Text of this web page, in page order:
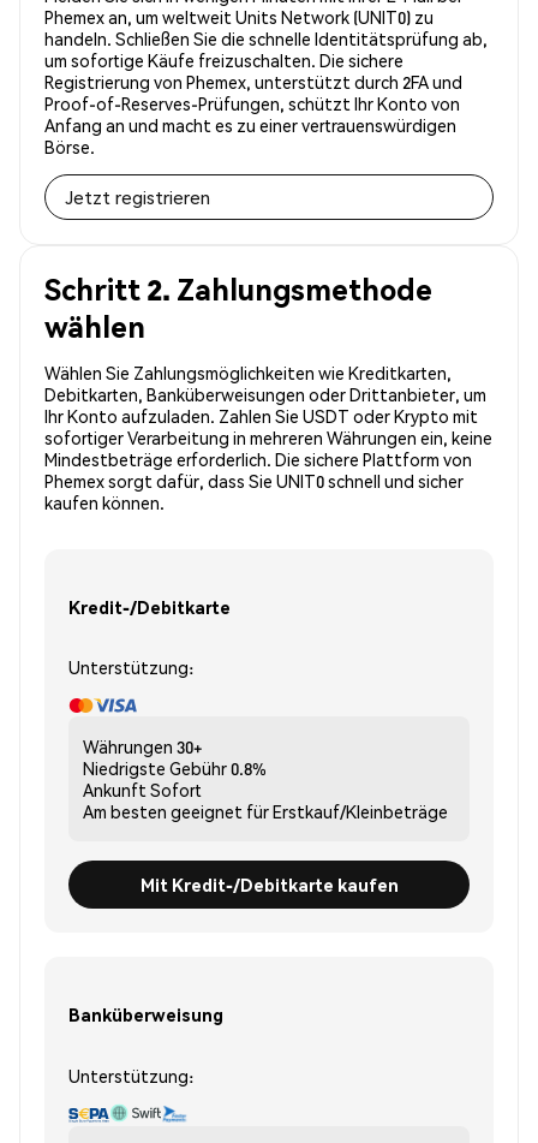
Phemex an, um weltweit Units Network (UNIT0) zu
handeln. Schließen Sie die schnelle Identitätsprüfung ab,
um sofortige Käufe freizuschalten. Die sichere
Registrierung von Phemex, unterstützt durch 2FA und
Proof-of-Reserves-Prüfungen, schützt Ihr Konto von
Anfang an und macht es zu einer vertrauenswürdigen
Börse.
Jetzt registrieren
Schritt 2. Zahlungsmethode
wählen
Wählen Sie Zahlungsmöglichkeiten wie Kreditkarten,
Debitkarten, Banküberweisungen oder Drittanbieter, um
Ihr Konto aufzuladen. Zahlen Sie USDT oder Krypto mit
sofortiger Verarbeitung in mehreren Währungen ein, keine
Mindestbeträge erforderlich. Die sichere Plattform von
Phemex sorgt dafür, dass Sie UNIT0 schnell und sicher
kaufen können.
Kredit-/Debitkarte
Unterstützung:
Währungen 30+
Niedrigste Gebühr0.8%
Ankunft Sofort
Am besten geeignet fürErstkauf/Kleinbeträge
Mit Kredit-/Debitkarte kaufen
Banküberweisung
Unterstützung: